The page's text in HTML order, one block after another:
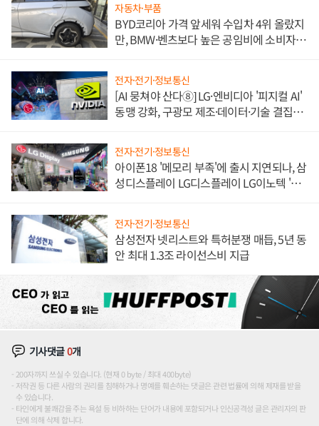
자동차·부품
BYD코리아 가격 앞세워 수입차 4위 올랐지
만, BMW·벤츠보다 높은 공임비에 소비자
전자·전기·정보통신
[AI 뭉쳐야 산다⑧] LG·엔비디아 '피지컬 AI'
동맹 강화, 구광모 제조·데이터·기술 결집
전자·전기·정보통신
아이폰18 '메모리 부족'에 출시 지연되나, 삼
성디스플레이 LG디스플레이 LG이노텍 '탈
전자·전기·정보통신
삼성전자 넷리스트와 특허분쟁 매듭, 5년 동
안 최대 1.3조 라이선스비 지급
기사댓글0개
200자까지 쓰실 수 있습니다. (현재 0 byte / 최대 400byte)
저작권 등 다른 사람의 권리를 침해하거나 명예를 훼손하는 댓글은 관련 법률에 의해 제재를 받을
수 있습니다.
타인에게 불쾌감을 주는 욕설 등 비하하는 단어가 내용에 포함되거나 인신공격성 글은 관리자의 판
단에 의해 삭제 합니다.